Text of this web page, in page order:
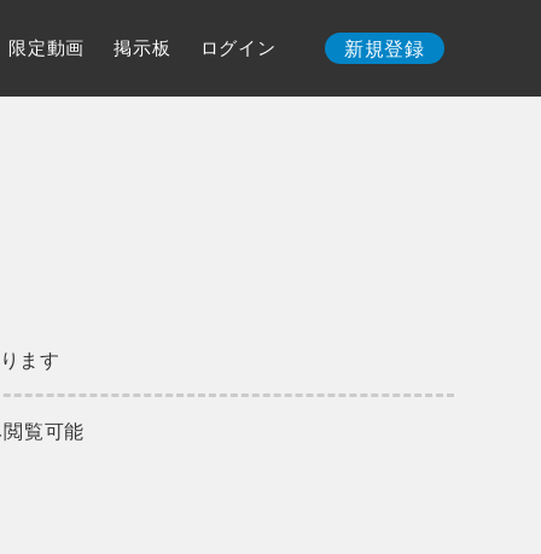
限定動画 掲示板 ログイン 新規登録
ます
覧可能